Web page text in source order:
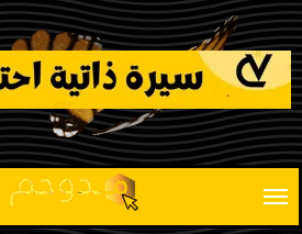
Skip
to
content